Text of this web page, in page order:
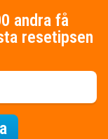
andra få
resetipsen